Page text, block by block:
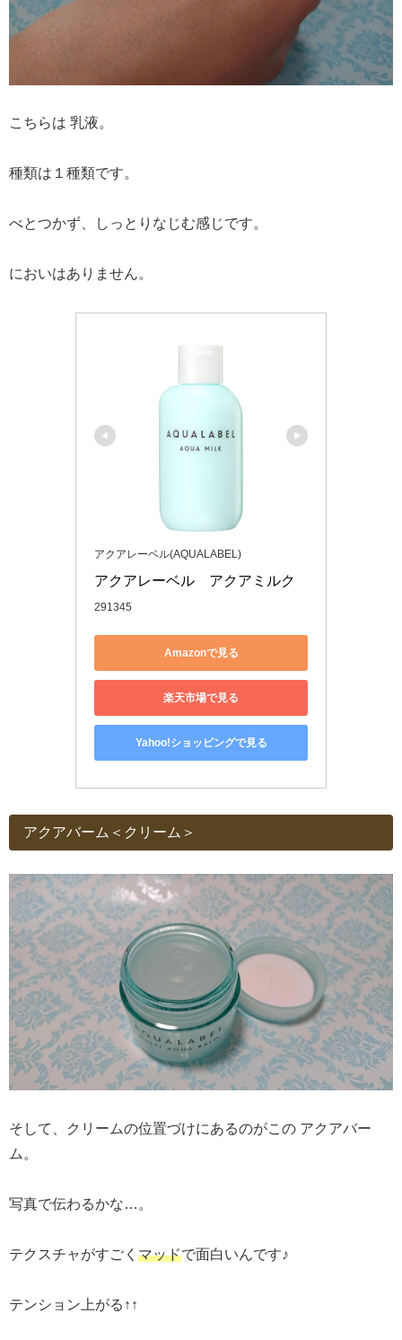
こちらは 乳液。
種類は１種類です。
べとつかず、しっとりなじむ感じです。
においはありません。
アクアレーベル(AQUALABEL)
アクアレーベル　アクアミルク
291345
Amazonで見る
楽天市場で見る
Yahoo!ショッピングで見る
アクアバーム＜クリーム＞
そして、クリームの位置づけにあるのがこの アクアバー
ム。
写真で伝わるかな…。
テクスチャがすごく マッドで面白いんです♪
テンション上がる↑↑